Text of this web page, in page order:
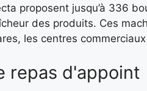
proposent jusqu’à 336
des produits. Ces
les centres
repas d'appoint